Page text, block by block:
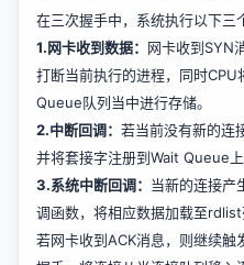
在三次握手中，系统执行以下三
1.网卡收到数据： 网卡收到SYN
打断当前执行的进程，同时
Queue队列当中进行存储。
2.中断回调： 若当前没有新的连
并将套接字注册到Wait Queue上
3.系统中断回调： 当新的连接产
调函数，将相应数据加载至rdlist
若网卡收到ACK消息，则继续触